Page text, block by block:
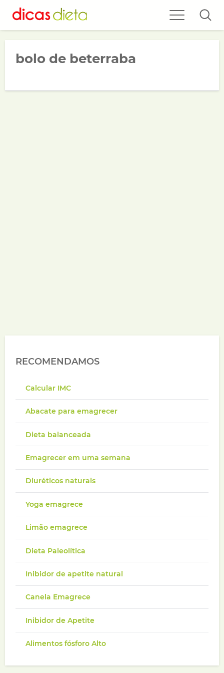
bolo de beterraba
RECOMENDAMOS
Calcular IMC
Abacate para emagrecer
Dieta balanceada
Emagrecer em uma semana
Diuréticos naturais
Yoga emagrece
Limão emagrece
Dieta Paleolítica
Inibidor de apetite natural
Canela Emagrece
Inibidor de Apetite
Alimentos fósforo Alto